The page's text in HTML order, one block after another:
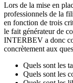
Lors de la mise en
professionnels de la
en fonction de trois
le fait générateur de
INTERBEV a donc
concrètement aux
Quels sont les
Quels sont les